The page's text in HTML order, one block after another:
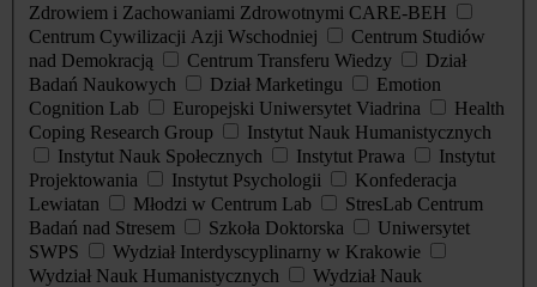
Zdrowiem i Zachowaniami Zdrowotnymi CARE-BEH
Centrum Cywilizacji Azji Wschodniej
Centrum Studiów
nad Demokracją
Centrum Transferu Wiedzy
Dział
Badań Naukowych
Dział Marketingu
Emotion
Cognition Lab
Europejski Uniwersytet Viadrina
Health
Coping Research Group
Instytut Nauk Humanistycznych
Instytut Nauk Społecznych
Instytut Prawa
Instytut
Projektowania
Instytut Psychologii
Konfederacja
Lewiatan
Młodzi w Centrum Lab
StresLab Centrum
Badań nad Stresem
Szkoła Doktorska
Uniwersytet
SWPS
Wydział Interdyscyplinarny w Krakowie
Wydział Nauk Humanistycznych
Wydział Nauk